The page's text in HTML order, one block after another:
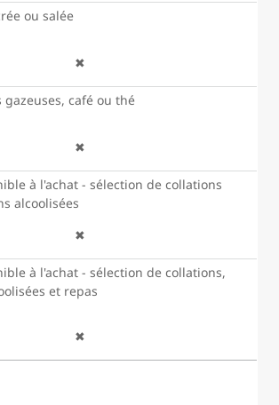
ou salée
✖
gazeuses, café ou thé
✖
à l'achat - sélection de collations
alcoolisées
✖
à l'achat - sélection de collations,
et repas
✖